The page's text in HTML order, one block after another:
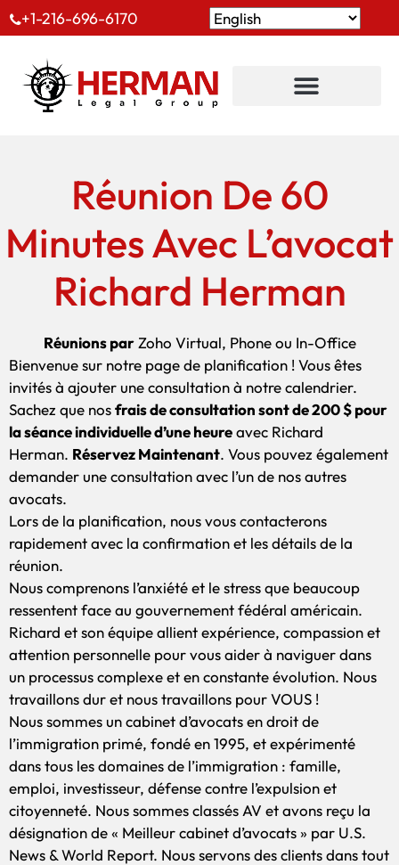
+1-216-696-6170
Réunion De 60
Minutes Avec L’avocat
Richard Herman
Réunions parZoho Virtual, Phone ou In-Office
Bienvenue sur notre page de planification ! Vous êtes
invités à ajouter une consultation à notre calendrier.
Sachez que nosfrais de consultation sont de 200 $ pour
la séance individuelle d’une heureavec Richard
Herman. Réservez Maintenant. Vous pouvez également
demander une consultation avec l’un de nos autres
avocats.
Lors de la planification, nous vous contacterons
rapidement avec la confirmation et les détails de la
réunion.
Nous comprenons l’anxiété et le stress que beaucoup
ressentent face au gouvernement fédéral américain.
Richard et son équipe allient expérience, compassion et
attention personnelle pour vous aider à naviguer dans
un processus complexe et en constante évolution. Nous
travaillons dur et nous travaillons pour VOUS !
Nous sommes un cabinet d’avocats en droit de
l’immigration primé, fondé en 1995, et expérimenté
dans tous les domaines de l’immigration : famille,
emploi, investisseur, défense contre l’expulsion et
citoyenneté. Nous sommes classés AV et avons reçu la
désignation de « Meilleur cabinet d’avocats » par U.S.
News & World Report. Nous servons des clients dans tout